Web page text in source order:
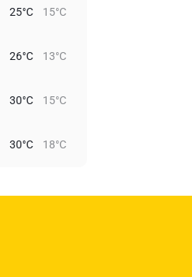
25°C 15°C
26°C 13°C
30°C 15°C
30°C 18°C